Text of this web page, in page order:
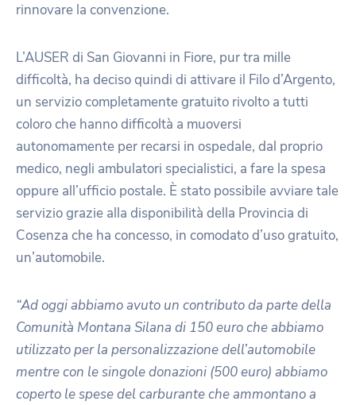
rinnovare la convenzione.
L’AUSER di San Giovanni in Fiore, pur tra mille
difficoltà, ha deciso quindi di attivare il Filo d’Argento,
un servizio completamente gratuito rivolto a tutti
coloro che hanno difficoltà a muoversi
autonomamente per recarsi in ospedale, dal proprio
medico, negli ambulatori specialistici, a fare la spesa
oppure all’ufficio postale. È stato possibile avviare tale
servizio grazie alla disponibilità della Provincia di
Cosenza che ha concesso, in comodato d’uso gratuito,
un’automobile.
“Ad oggi abbiamo avuto un contributo da parte della
Comunità Montana Silana di 150 euro che abbiamo
utilizzato per la personalizzazione dell’automobile
mentre con le singole donazioni (500 euro) abbiamo
coperto le spese del carburante che ammontano a